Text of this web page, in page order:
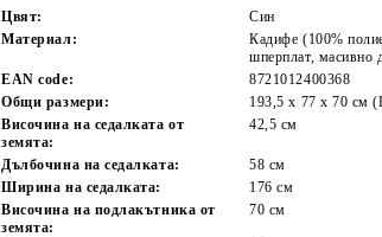
Цвят:
Син
Материал:
Кадифе (100%
шперплат, масивно
EAN code:
8721012400368
Общи размери:
193,5 x 77 x 70 см
Височина на седалката от
земята:
42,5 см
Дълбочина на седалката:
58 см
Ширина на седалката:
176 см
Височина на подлакътника от
земята:
70 см